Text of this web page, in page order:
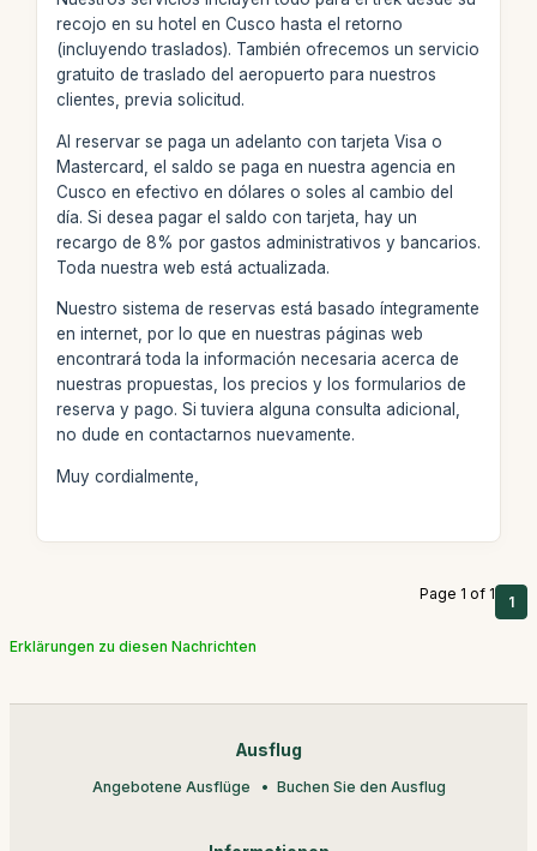
recojo en su hotel en Cusco hasta el retorno
(incluyendo traslados). También ofrecemos un servicio
gratuito de traslado del aeropuerto para nuestros
clientes, previa solicitud.
Al reservar se paga un adelanto con tarjeta Visa o
Mastercard, el saldo se paga en nuestra agencia en
Cusco en efectivo en dólares o soles al cambio del
día. Si desea pagar el saldo con tarjeta, hay un
recargo de 8% por gastos administrativos y bancarios.
Toda nuestra web está actualizada.
Nuestro sistema de reservas está basado íntegramente
en internet, por lo que en nuestras páginas web
encontrará toda la información necesaria acerca de
nuestras propuestas, los precios y los formularios de
reserva y pago. Si tuviera alguna consulta adicional,
no dude en contactarnos nuevamente.
Muy cordialmente,
Page 1 of 1 1
Erklärungen zu diesen Nachrichten
Ausflug
Angebotene Ausflüge Buchen Sie den Ausflug